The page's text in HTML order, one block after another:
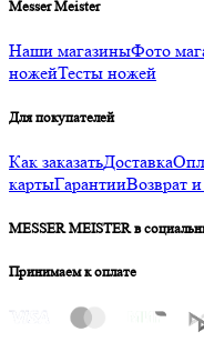
Messer Meister
Наши магазиныФото
ножейТесты ножей
Для покупателей
Как заказатьДоставка
картыГарантииВозврат
MESSER MEISTER в
Принимаем к оплате